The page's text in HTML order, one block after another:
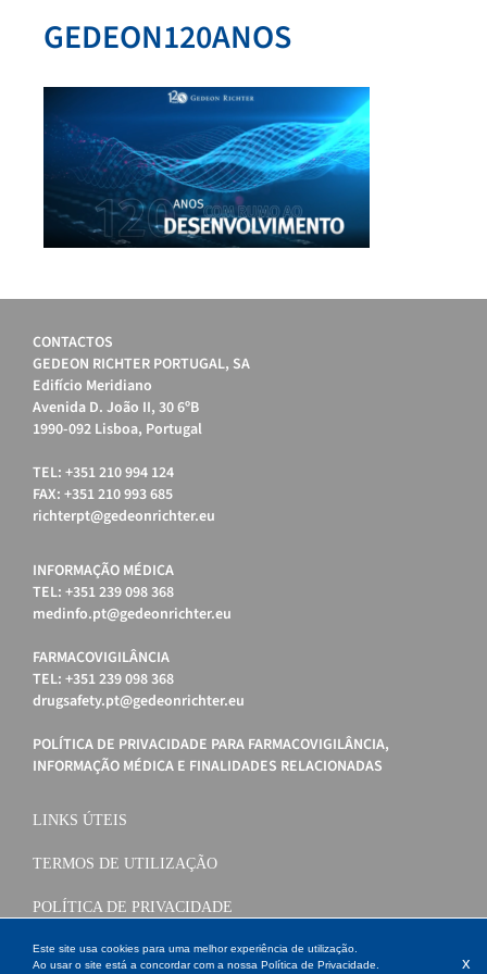
GEDEON120ANOS
CONTACTOS
GEDEON RICHTER PORTUGAL, SA
Edifício Meridiano
Avenida D. João II, 30 6ºB
1990-092 Lisboa, Portugal
TEL: +351 210 994 124
FAX: +351 210 993 685
richterpt@gedeonrichter.eu
INFORMAÇÃO MÉDICA
TEL: +351 239 098 368
medinfo.pt@gedeonrichter.eu
FARMACOVIGILÂNCIA
TEL: +351 239 098 368
drugsafety.pt@gedeonrichter.eu
POLÍTICA DE PRIVACIDADE PARA FARMACOVIGILÂNCIA,
INFORMAÇÃO MÉDICA E FINALIDADES RELACIONADAS
LINKS ÚTEIS
TERMOS DE UTILIZAÇÃO
POLÍTICA DE PRIVACIDADE
POLÍTICA DE COOKIES
Este site usa cookies para uma melhor experiência de utilização.
Ao usar o site está a concordar com a nossa Política de Privacidade x